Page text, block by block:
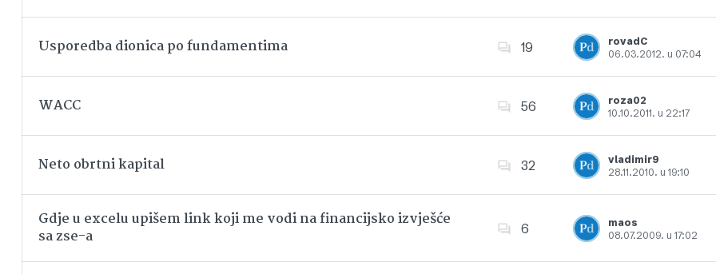
Usporedba dionica po fundamentima 19
rovadC
06.03.2012. u 07:04
Dodajte u favorite
WACC 56
roza02
10.10.2011. u 22:17
Dodajte u favorite
Neto obrtni kapital 32
vladimir9
28.11.2010. u 19:10
Gdje u excelu upišem link koji me vodi na financijsko izvješće
sa zse-a
6
maos
08.07.2009. u 17:02